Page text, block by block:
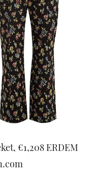
€1,208 ERDEM